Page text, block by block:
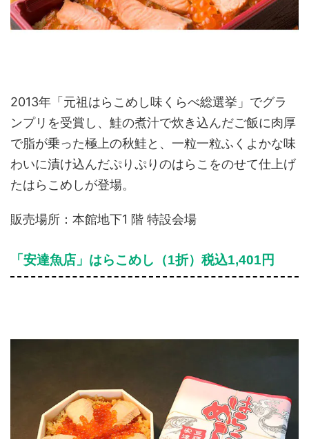
2013年「元祖はらこめし味くらべ総選挙」でグラ
ンプリを受賞し、鮭の煮汁で炊き込んだご飯に肉厚
で脂が乗った極上の秋鮭と、一粒一粒ふくよかな味
わいに漬け込んだぷりぷりのはらこをのせて仕上げ
たはらこめしが登場。
販売場所：本館地下1 階 特設会場
「安達魚店」はらこめし（1折）税込1,401円